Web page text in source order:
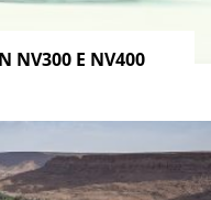
NV300 E NV400